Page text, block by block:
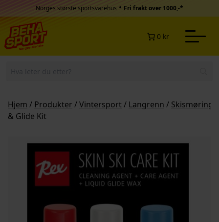
Hopp til innholdNorges største sportsvarehus • Fri frakt over 1000,-*
0 kr
Hjem / Produkter /Vintersport / Langrenn / Skismøring
& Glide Kit